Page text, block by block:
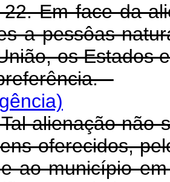
Em face da
a pessôas
os Estados
alienação não
oferecidos,
ao município